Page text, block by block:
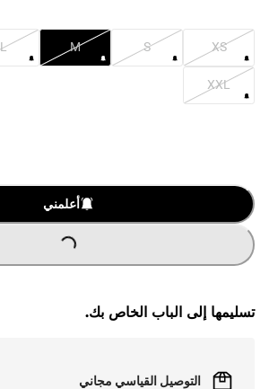
XS
S
M
L
XXL
أعلمني
...
تسليمها إلى الباب الخاص بك.
التوصيل القياسي مجاني